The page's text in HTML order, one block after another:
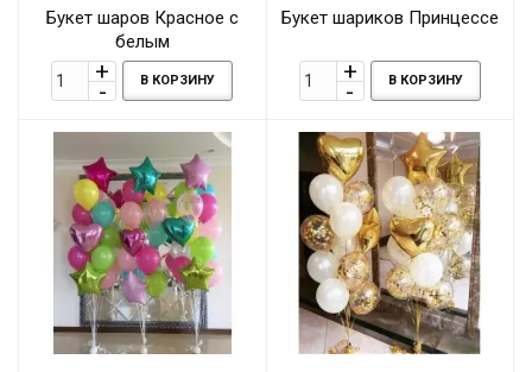
Букет шаров Красное с
белым
В КОРЗИНУ
Букет шариков Принцессе
В КОРЗИНУ